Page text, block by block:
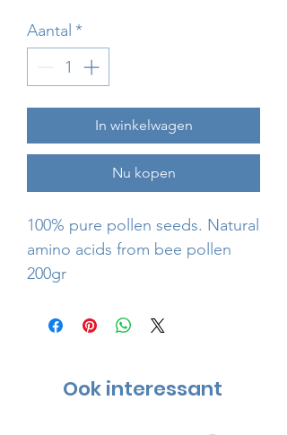
Aantal *
In winkelwagen
Nu kopen
100% pure pollen seeds. Natural
amino acids from bee pollen
200gr
Ook interessant